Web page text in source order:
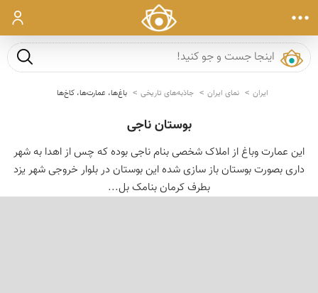
ورود
جست و
ایران نمای ایران جاذبه‌های تاریخی باغ‌ها، عمارت‌ها، کاخ‌ها
بوستان ناجی
این عمارت وباغ از املاک شخصی بنام ناجی بوده که چس از اهدا به شهر
داری بصورت بوستان باز سازی شده این بوستان در بلوار خروجی شهر یزد
بطرف کرمان بنامک بل...